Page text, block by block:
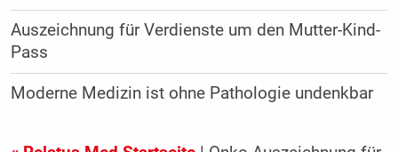
Auszeichnung für Verdienste um den Mutter-Kind-
Pass
Moderne Medizin ist ohne Pathologie undenkbar